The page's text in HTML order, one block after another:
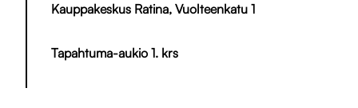
Kauppakeskus Ratina, Vuolteenkatu 1
Tapahtuma-aukio 1. krs